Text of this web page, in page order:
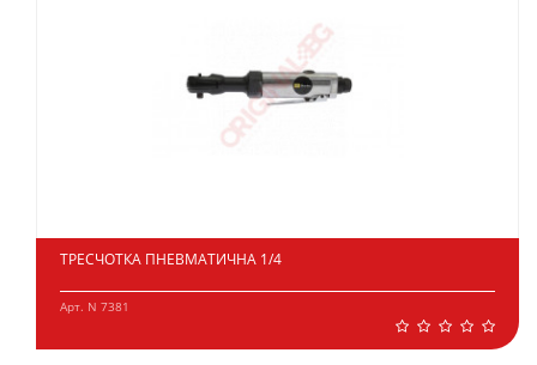
ТРЕСЧОТКА ПНЕВМАТИЧНА 1/4
Арт. N 7381